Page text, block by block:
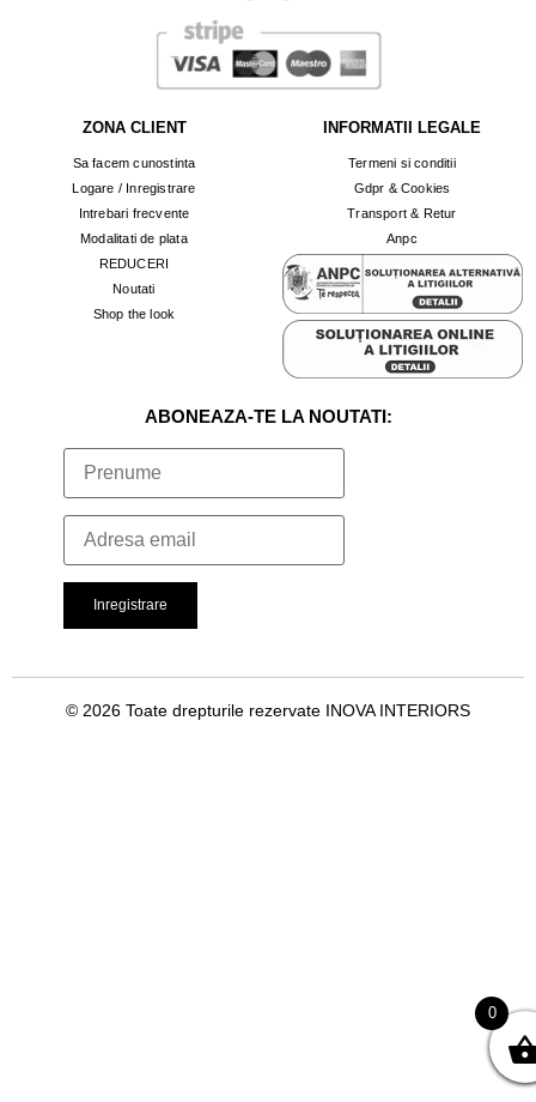
ZONA CLIENT
Sa facem cunostinta
Logare / Inregistrare
Intrebari frecvente
Modalitati de plata
REDUCERI
Noutati
Shop the look
INFORMATII LEGALE
Termeni si conditii
Gdpr & Cookies
Transport & Retur
Anpc
ABONEAZA-TE LA NOUTATI:
© 2026 Toate drepturile rezervate INOVA INTERIORS
0